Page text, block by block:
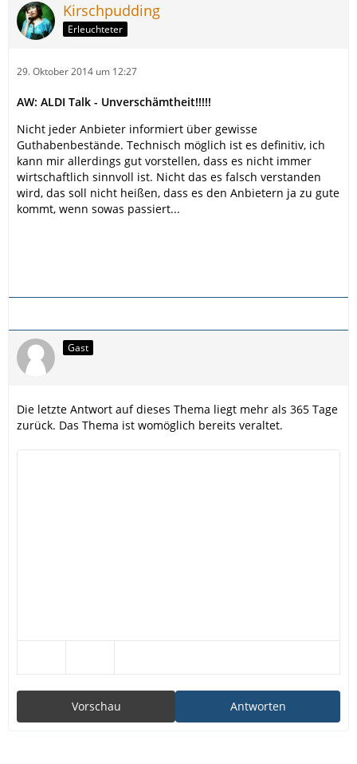
Kirschpudding
Erleuchteter
29. Oktober 2014 um 12:27
AW: ALDI Talk - Unverschämtheit!!!!!
Nicht jeder Anbieter informiert über gewisse
Guthabenbestände. Technisch möglich ist es definitiv, ich
kann mir allerdings gut vorstellen, dass es nicht immer
wirtschaftlich sinnvoll ist. Nicht das es falsch verstanden
wird, das soll nicht heißen, dass es den Anbietern ja zu gute
kommt, wenn sowas passiert...
Gast
Die letzte Antwort auf dieses Thema liegt mehr als 365 Tage
zurück. Das Thema ist womöglich bereits veraltet.
Antworten
Vorschau